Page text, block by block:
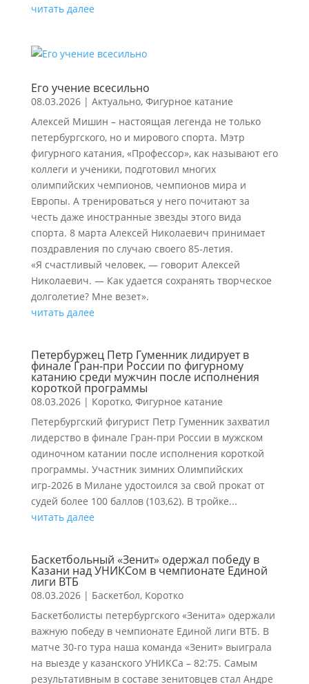
читать далее
Его учение всесильно
08.03.2026| Актуально, Фигурное катание
Алексей Мишин – настоящая легенда не только
петербургского, но и мирового спорта. Мэтр
фигурного катания, «Профессор», как называют его
коллеги и ученики, подготовил многих
олимпийских чемпионов, чемпионов мира и
Европы. А тренироваться у него почитают за
честь даже иностранные звезды этого вида
спорта. 8 марта Алексей Николаевич принимает
поздравления по случаю своего 85-летия.
«Я счастливый человек, — говорит Алексей
Николаевич. — Как удается сохранять творческое
долголетие? Мне везет».
читать далее
Петербуржец Петр Гуменник лидирует в
финале Гран-при России по фигурному
катанию среди мужчин после исполнения
короткой программы
08.03.2026| Коротко, Фигурное катание
Петербургский фигурист Петр Гуменник захватил
лидерство в финале Гран-при России в мужском
одиночном катании после исполнения короткой
программы. Участник зимних Олимпийских
игр-2026 в Милане удостоился за свой прокат от
судей более 100 баллов (103,62). В тройке...
читать далее
Баскетбольный «Зенит» одержал победу в
Казани над УНИКСом в чемпионате Единой
лиги ВТБ
08.03.2026| Баскетбол, Коротко
Баскетболисты петербургского «Зенита» одержали
важную победу в чемпионате Единой лиги ВТБ. В
матче 30-го тура наша команда «Зенит» выиграла
на выезде у казанского УНИКСа – 82:75. Самым
результативным в составе зенитовцев стал Андре